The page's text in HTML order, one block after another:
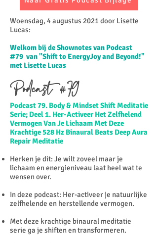
Woensdag, 4 augustus 2021 door Lisette
Lucas:​
Welkom bij de Shownotes van Podcast
#79 van "Shift to EnergyJoy and Beyond!"
met Lisette Lucas
Podcast #79
Podcast 79. Body & Mindset Shift Meditatie
Serie; Deel 1. Her-Activeer Het Zelfhelend
Vermogen Van Je Lichaam Met Deze
Krachtige 528 Hz Binaural Beats Deep Aura
Repair Meditatie
Herken je dit: Je wilt zoveel maar je
lichaam en energieniveau laat heel wat te
wensen over.
In deze podcast: Her-activeer je natuurlijke
zelfhelende en herstellende vermogen.
Met deze krachtige binaural meditatie
serie ga je shiften en transformeren.